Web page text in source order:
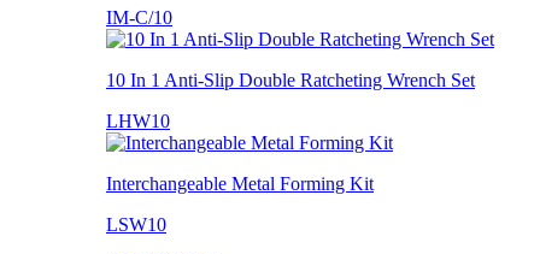
IM-C/10
10 In 1 Anti-Slip Double Ratcheting Wrench Set
LHW10
Interchangeable Metal Forming Kit
LSW10